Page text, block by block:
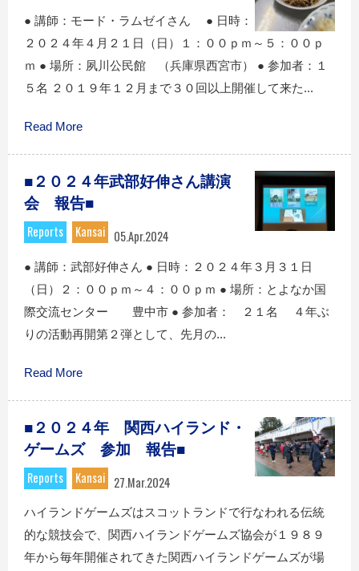
● 講師：モード・ラムゼイさん ● 日時：
２０２４年４月２１日（日）１：００ｐｍ～５：００ｐ
ｍ ● 場所：夙川公民館 （兵庫県西宮市） ● 参加者：１
５名 ２０１９年１２月まで３０回以上開催して来た...
Read More
■２０２４年武部好伸さん講演
会 報告■
Reports
Kansai 05.Apr.2024
● 講師：武部好伸さん ● 日時：２０２４年３月３１日
（日）２：００ｐｍ～４：００ｐｍ ● 場所：とよなか国
際交流センター 豊中市 ● 参加者： ２１名 ４年ぶ
りの活動再開第２弾として、先月の...
Read More
■２０２４年 関西ハイランド・
ゲームズ 参加 報告■
Reports
Kansai 27.Mar.2024
ハイランドゲームズはスコットランドで行なわれる伝統
的な競技会で、関西ハイランドゲームズ協会が１９８９
年から毎年開催されてきた関西ハイランドゲームズが場